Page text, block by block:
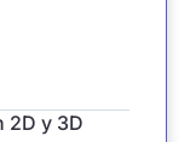
2D y 3D